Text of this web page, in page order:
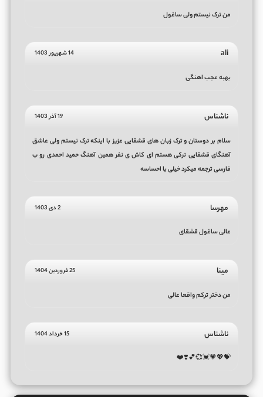
من ترک نیستم ولی ساغول
ali 14 شهریور 1403
بهبه عجب اهنگی
ناشناس 19 آذر 1403
سلام بر دوستان و ترک زبان های قشقایی عزیز با اینکه ترک نیستم ولی عاشق
آهنگای قشقایی ترکی هستم ای کاش ی نفر همین آهنگ حمید احمدی رو ب
فارسی ترجمه میکرد خیلی با احساسه
مهرسا 2 دی 1403
عالی ساغول قشقای
مینا 25 فروردین 1404
من دختر ترکم واقعا عالی
ناشناس 15 خرداد 1404
💝💖💗💓💞💕❣️❤️